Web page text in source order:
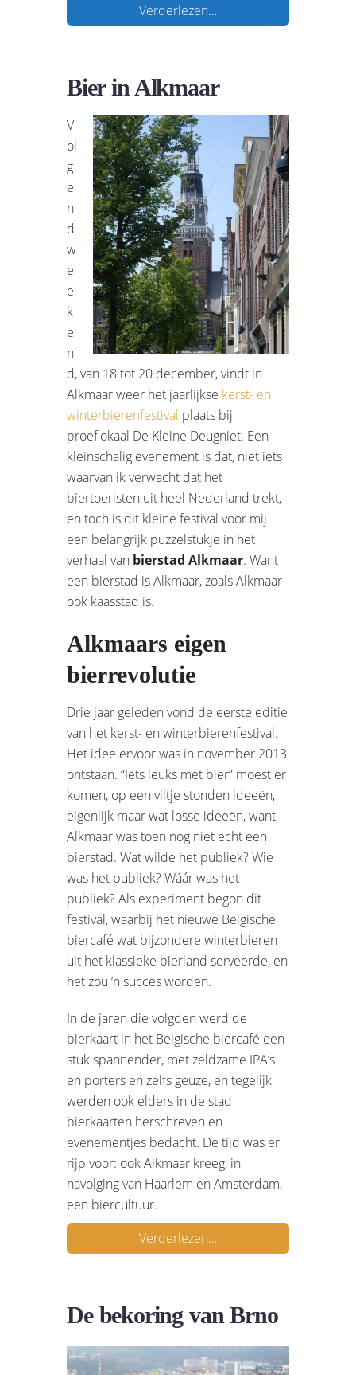
Verderlezen…
Bier in Alkmaar
V
ol
g
e
n
d
w
e
e
k
e
n
d, van 18 tot 20 december, vindt in
Alkmaar weer het jaarlijkse kerst- en
winterbierenfestival plaats bij
proeflokaal De Kleine Deugniet. Een
kleinschalig evenement is dat, niet iets
waarvan ik verwacht dat het
biertoeristen uit heel Nederland trekt,
en toch is dit kleine festival voor mij
een belangrijk puzzelstukje in het
verhaal van bierstad Alkmaar. Want
een bierstad is Alkmaar, zoals Alkmaar
ook kaasstad is.
Alkmaars eigen
bierrevolutie
Drie jaar geleden vond de eerste editie
van het kerst- en winterbierenfestival.
Het idee ervoor was in november 2013
ontstaan. “Iets leuks met bier” moest er
komen, op een viltje stonden ideeën,
eigenlijk maar wat losse ideeën, want
Alkmaar was toen nog niet echt een
bierstad. Wat wilde het publiek? Wie
was het publiek? Wáár was het
publiek? Als experiment begon dit
festival, waarbij het nieuwe Belgische
biercafé wat bijzondere winterbieren
uit het klassieke bierland serveerde, en
het zou ’n succes worden.
In de jaren die volgden werd de
bierkaart in het Belgische biercafé een
stuk spannender, met zeldzame IPA’s
en porters en zelfs geuze, en tegelijk
werden ook elders in de stad
bierkaarten herschreven en
evenementjes bedacht. De tijd was er
rijp voor: ook Alkmaar kreeg, in
navolging van Haarlem en Amsterdam,
een biercultuur.
Verderlezen…
De bekoring van Brno